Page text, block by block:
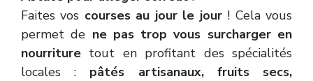
Faites vos courses au jour le jour! Cela vous
permet de ne pas trop vous surcharger en
nourriture tout en profitant des spécialités
locales : pâtés artisanaux, fruits secs,